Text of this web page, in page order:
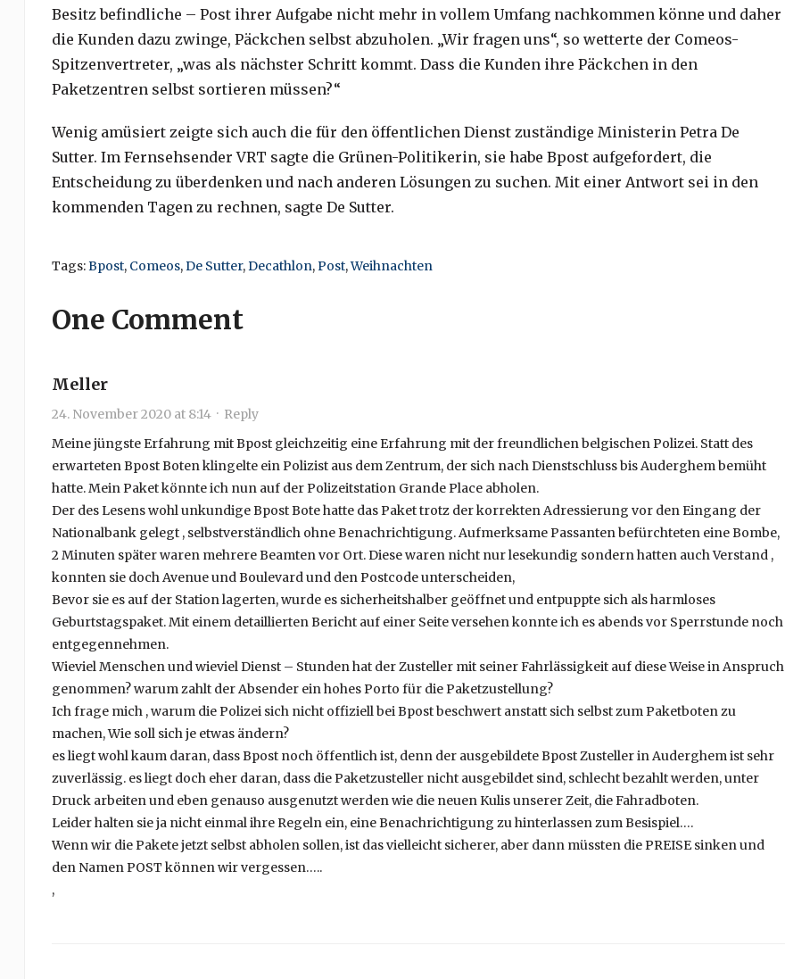
Besitz befindliche – Post ihrer Aufgabe nicht mehr in vollem Umfang nachkommen könne und daher
die Kunden dazu zwinge, Päckchen selbst abzuholen. „Wir fragen uns“, so wetterte der Comeos-
Spitzenvertreter, „was als nächster Schritt kommt. Dass die Kunden ihre Päckchen in den
Paketzentren selbst sortieren müssen?“
Wenig amüsiert zeigte sich auch die für den öffentlichen Dienst zuständige Ministerin Petra De
Sutter. Im Fernsehsender VRT sagte die Grünen-Politikerin, sie habe Bpost aufgefordert, die
Entscheidung zu überdenken und nach anderen Lösungen zu suchen. Mit einer Antwort sei in den
kommenden Tagen zu rechnen, sagte De Sutter.
Tags:Bpost, Comeos,De Sutter,Decathlon,Post,Weihnachten
One Comment
Meller
24. November 2020 at 8:14· Reply
Meine jüngste Erfahrung mit Bpost gleichzeitig eine Erfahrung mit der freundlichen belgischen Polizei. Statt des
erwarteten Bpost Boten klingelte ein Polizist aus dem Zentrum, der sich nach Dienstschluss bis Auderghem bemüht
hatte. Mein Paket könnte ich nun auf der Polizeitstation Grande Place abholen.
Der des Lesens wohl unkundige Bpost Bote hatte das Paket trotz der korrekten Adressierung vor den Eingang der
Nationalbank gelegt , selbstverständlich ohne Benachrichtigung. Aufmerksame Passanten befürchteten eine Bombe,
2 Minuten später waren mehrere Beamten vor Ort. Diese waren nicht nur lesekundig sondern hatten auch Verstand ,
konnten sie doch Avenue und Boulevard und den Postcode unterscheiden,
Bevor sie es auf der Station lagerten, wurde es sicherheitshalber geöffnet und entpuppte sich als harmloses
Geburtstagspaket. Mit einem detaillierten Bericht auf einer Seite versehen konnte ich es abends vor Sperrstunde noch
entgegennehmen.
Wieviel Menschen und wieviel Dienst – Stunden hat der Zusteller mit seiner Fahrlässigkeit auf diese Weise in Anspruch
genommen? warum zahlt der Absender ein hohes Porto für die Paketzustellung?
Ich frage mich , warum die Polizei sich nicht offiziell bei Bpost beschwert anstatt sich selbst zum Paketboten zu
machen, Wie soll sich je etwas ändern?
es liegt wohl kaum daran, dass Bpost noch öffentlich ist, denn der ausgebildete Bpost Zusteller in Auderghem ist sehr
zuverlässig. es liegt doch eher daran, dass die Paketzusteller nicht ausgebildet sind, schlecht bezahlt werden, unter
Druck arbeiten und eben genauso ausgenutzt werden wie die neuen Kulis unserer Zeit, die Fahradboten.
Leider halten sie ja nicht einmal ihre Regeln ein, eine Benachrichtigung zu hinterlassen zum Besispiel….
Wenn wir die Pakete jetzt selbst abholen sollen, ist das vielleicht sicherer, aber dann müssten die PREISE sinken und
den Namen POST können wir vergessen…..
,